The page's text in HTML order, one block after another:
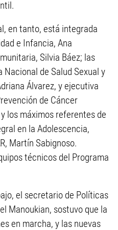
en tanto, está integrada
e Infancia, Ana
Silvia Báez; las
de Salud Sexual y
Álvarez, y ejecutiva
de Cáncer
los máximos referentes de
en la Adolescencia,
Martín Sabignoso.
técnicos del Programa
el secretario de Políticas
Manoukian, sostuvo que la
en marcha, y las nuevas